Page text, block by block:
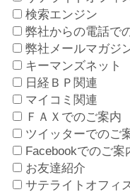
検索エンジン
弊社からの電話で
弊社メールマガジ
キーマンズネット
日経ＢＰ関連
マイコミ関連
ＦＡＸでのご案内
ツイッターでのご
Facebookでのご案
お友達紹介
サテライトオフィ